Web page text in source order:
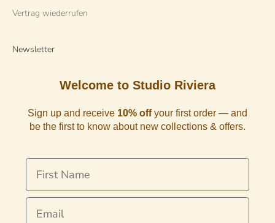
Vertrag wiederrufen
Newsletter
Welcome to Studio Riviera
Sign up and receive 10% offyour first order — and
be the first to know about new collections & offers.
First Name
Email